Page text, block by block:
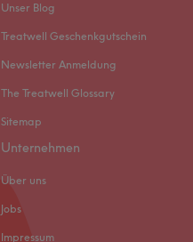
Unser Blog
Treatwell Geschenkgutschein
Newsletter Anmeldung
The Treatwell Glossary
Sitemap
Unternehmen
Über uns
Jobs
Impressum